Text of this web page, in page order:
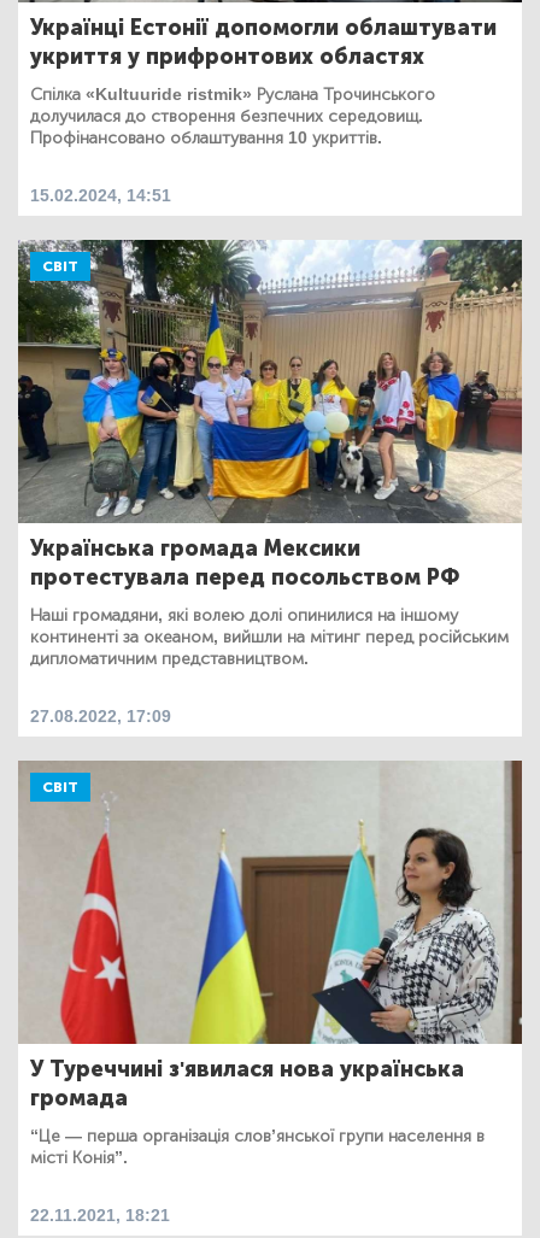
Українці Естонії допомогли облаштувати
укриття у прифронтових областях
Спілка «Kultuuride ristmik» Руслана Трочинського
долучилася до створення безпечних середовищ.
Профінансовано облаштування 10 укриттів.
15.02.2024, 14:51
СВІТ
Українська громада Мексики
протестувала перед посольством РФ
Наші громадяни, які волею долі опинилися на іншому
континенті за океаном, вийшли на мітинг перед російським
дипломатичним представництвом.
27.08.2022, 17:09
СВІТ
У Туреччині з'явилася нова українська
громада
“Це — перша організація слов’янської групи населення в
місті Конія”.
22.11.2021, 18:21